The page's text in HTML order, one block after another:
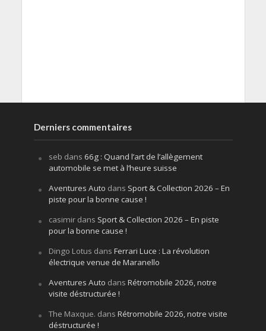
Derniers commentaires
seb dans 66g : Quand l’art de l’allègement
automobile se met à l’heure suisse
Aventures Auto dans Sport & Collection 2026 – En
piste pour la bonne cause !
casimirdans Sport & Collection 2026 – En piste
pour la bonne cause !
Dingo Lotus dans Ferrari Luce : La révolution
électrique venue de Maranello
Aventures Auto dans Rétromobile 2026, notre
visite déstructurée !
The Maxque. dans Rétromobile 2026, notre visite
déstructurée !